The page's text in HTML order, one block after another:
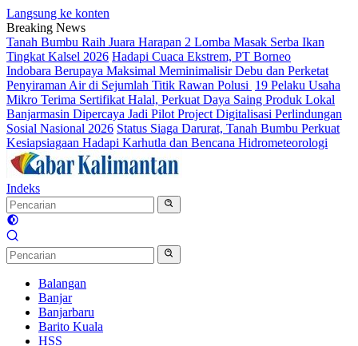
Langsung ke konten
Breaking News
Tanah Bumbu Raih Juara Harapan 2 Lomba Masak Serba Ikan
Tingkat Kalsel 2026 Hadapi Cuaca Ekstrem, PT Borneo
Indobara Berupaya Maksimal Meminimalisir Debu dan Perketat
Penyiraman Air di Sejumlah Titik Rawan Polusi 19 Pelaku Usaha
Mikro Terima Sertifikat Halal, Perkuat Daya Saing Produk Lokal
Banjarmasin Dipercaya Jadi Pilot Project Digitalisasi Perlindungan
Sosial Nasional 2026 Status Siaga Darurat, Tanah Bumbu Perkuat
Kesiapsiagaan Hadapi Karhutla dan Bencana Hidrometeorologi
Indeks
Balangan
Banjar
Banjarbaru
Barito Kuala
HSS